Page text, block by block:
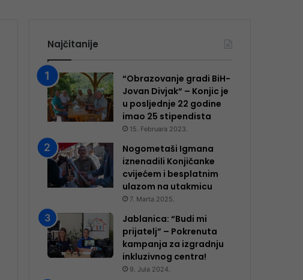
Najčitanije
“Obrazovanje gradi BiH-
Jovan Divjak“ – Konjic je
u posljednje 22 godine
imao 25 ​​stipendista
15. Februara 2023.
Nogometaši Igmana
iznenadili Konjičanke
cvijećem i besplatnim
ulazom na utakmicu
7. Marta 2025.
Jablanica: “Budi mi
prijatelj” – Pokrenuta
kampanja za izgradnju
inkluzivnog centra!
9. Jula 2024.